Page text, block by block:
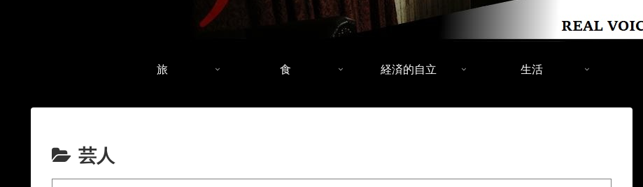
旅 食 経済的自立 生活
芸人